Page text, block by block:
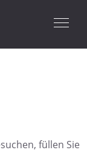
füllen Sie